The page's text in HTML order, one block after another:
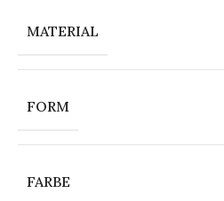
MATERIAL
FORM
FARBE